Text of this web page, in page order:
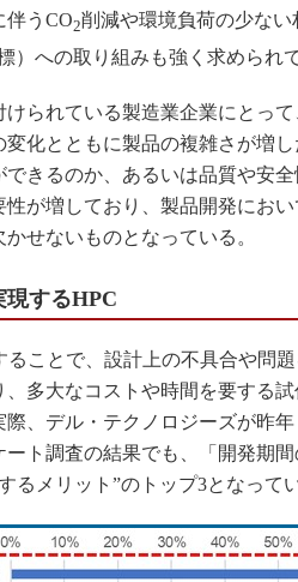
伴うCO2削減や環境負荷の少ない
）への取り組みも強く求められ
られている製造業企業にとって
化とともに製品の複雑さが増
きるのか、あるいは品質や安
が増しており、製品開発にお
せないものとなっている。
するHPC
ことで、設計上の不具合や問題
多大なコストや時間を要する
、デル・テクノロジーズが昨年
ト調査の結果でも、「開発期間
るメリット”のトップ3となってい